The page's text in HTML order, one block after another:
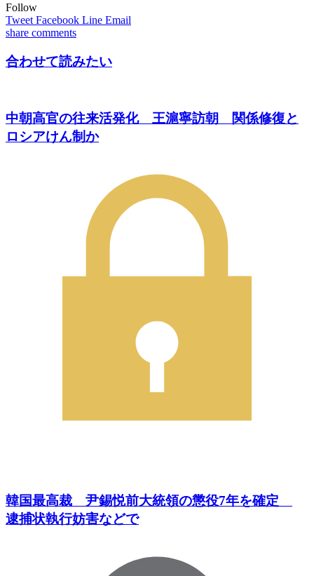
Follow
Tweet Facebook Line Email
share comments
合わせて読みたい
中朝高官の往来活発化 王滬寧訪朝 関係修復と
ロシアけん制か
韓国最高裁 尹錫悦前大統領の懲役7年を確定
逮捕状執行妨害などで